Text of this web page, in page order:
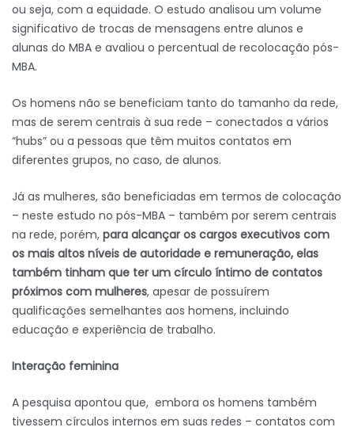
ou seja, com a equidade. O estudo analisou um volume
significativo de trocas de mensagens entre alunos e
alunas do MBA e avaliou o percentual de recolocação pós-
MBA.
Os homens não se beneficiam tanto do tamanho da rede,
mas de serem centrais à sua rede – conectados a vários
“hubs” ou a pessoas que têm muitos contatos em
diferentes grupos, no caso, de alunos.
Já as mulheres, são beneficiadas em termos de colocação
– neste estudo no pós-MBA – também por serem centrais
na rede, porém, para alcançar os cargos executivos com
os mais altos níveis de autoridade e remuneração, elas
também tinham que ter um círculo íntimo de contatos
próximos com mulheres, apesar de possuírem
qualificações semelhantes aos homens, incluindo
educação e experiência de trabalho.
Interação feminina
A pesquisa apontou que, embora os homens também
tivessem círculos internos em suas redes – contatos com